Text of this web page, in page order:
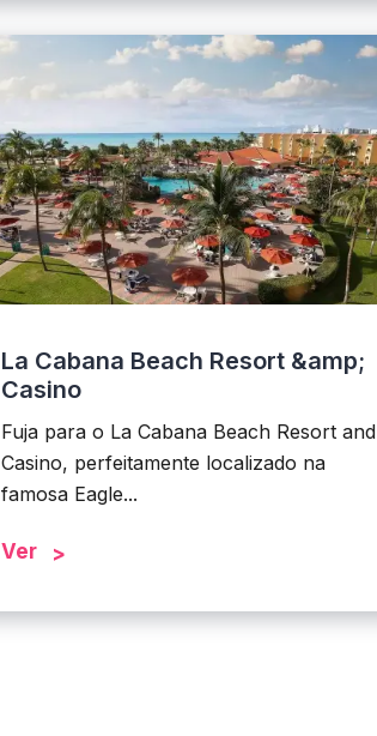
La Cabana Beach Resort &amp;
Casino
Fuja para o La Cabana Beach Resort and
Casino, perfeitamente localizado na
famosa Eagle...
Ver